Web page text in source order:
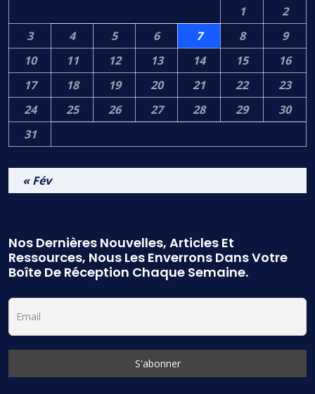
1
2
3
4 5 6 7 8
9
10
11 12 13 14 15
16
17
18 19 20 21 22
23
24
25 26 27 28 29
30
31
« Fév
Nos Dernières Nouvelles, Articles Et
Ressources, Nous Les Enverrons Dans Votre
Boîte De Réception Chaque Semaine.